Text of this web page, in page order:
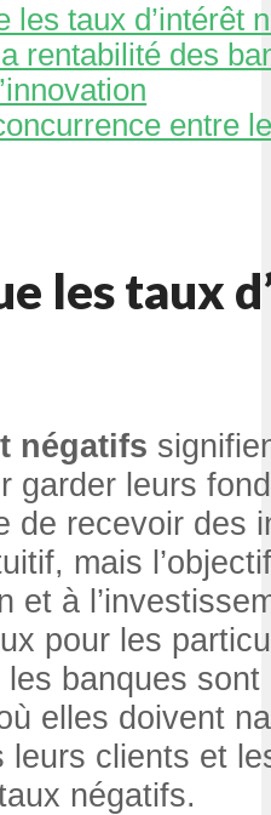
les taux d’intérêt
rentabilité des
entre
les taux
négatifs
garder leurs
de recevoir des
mais
et à
pour les
banques
elles doivent
leurs clients et
négatifs.